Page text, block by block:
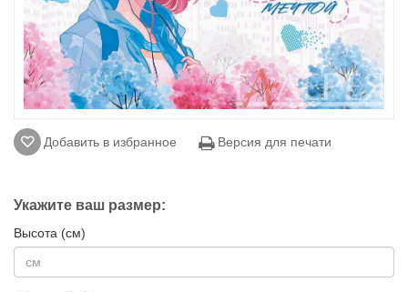
Добавить в избранное Версия для печати
Укажите ваш размер:
Высота (см)